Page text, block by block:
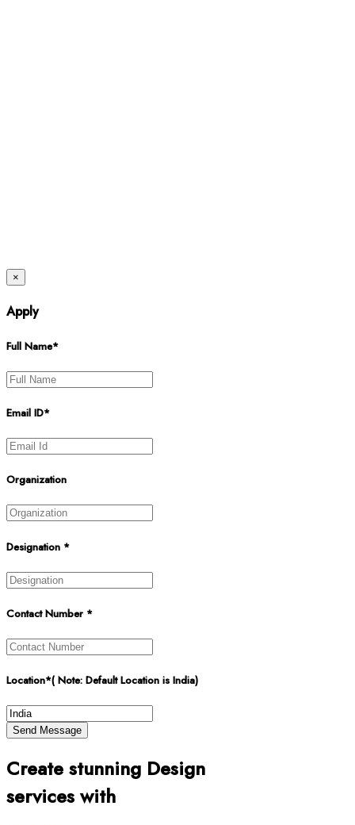
×
Apply
Full Name*
Email ID*
Organization
Designation *
Contact Number *
Location*( Note: Default Location is India)
Create stunning Design
services with